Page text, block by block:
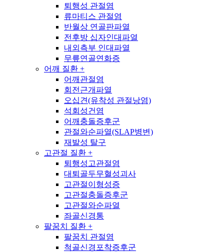
퇴행성 관절염
류마티스 관절염
반월상 연골판파열
전후방 십자인대파열
내외측부 인대파열
무릎연골연화증
어깨 질환 +
어깨관절염
회전근개파열
오십견(유착성 관절낭염)
석회성건염
어깨충돌증후군
관절와순파열(SLAP병변)
재발성 탈구
고관절 질환 +
퇴행성고관절염
대퇴골두무혈성괴사
고관절이형성증
고관절충돌증후군
고관절와순파열
좌골신경통
팔꿈치 질환 +
팔꿈치 관절염
척골신경포착증후군